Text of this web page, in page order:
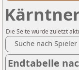
Die Seite wurde zuletzt
Suche nach Spieler
Endtabelle